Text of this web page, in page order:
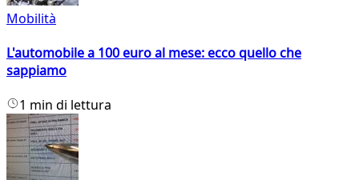
Mobilità
L'automobile a 100 euro al mese: ecco quello che
sappiamo
1 min di lettura